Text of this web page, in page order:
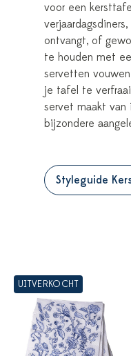
voor een
ontvangt, of
te houden met
servetten
je tafel te
servet maakt
bijzondere
Styleguide
UITVERKOCHT